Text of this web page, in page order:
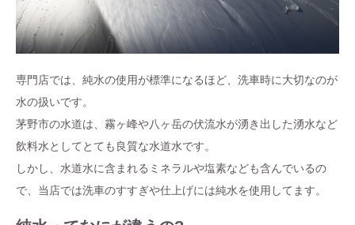
専門店では、純水の使用が標準になるほど、洗車時に大切なのが
水の扱いです。
茅野市の水道は、霧ヶ峰や八ヶ岳の伏流水が湧き出した湧水など
飲料水としてとても良質な水道水です。
しかし、水道水に含まれるミネラルや塩素なども含んでいるの
で、当店では洗車のすすぎや仕上げには純水を使用してます。